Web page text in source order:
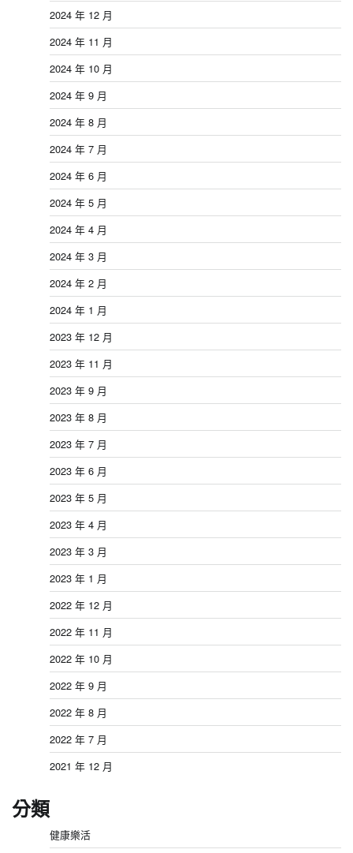
2024 年 12 月
2024 年 11 月
2024 年 10 月
2024 年 9 月
2024 年 8 月
2024 年 7 月
2024 年 6 月
2024 年 5 月
2024 年 4 月
2024 年 3 月
2024 年 2 月
2024 年 1 月
2023 年 12 月
2023 年 11 月
2023 年 9 月
2023 年 8 月
2023 年 7 月
2023 年 6 月
2023 年 5 月
2023 年 4 月
2023 年 3 月
2023 年 1 月
2022 年 12 月
2022 年 11 月
2022 年 10 月
2022 年 9 月
2022 年 8 月
2022 年 7 月
2021 年 12 月
分類
健康樂活